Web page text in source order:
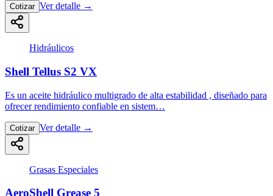
Cotizar Ver detalle →
Hidráulicos
Shell Tellus S2 VX
Es un aceite hidráulico multigrado de alta estabilidad , diseñado para
ofrecer rendimiento confiable en sistem…
Cotizar Ver detalle →
Grasas Especiales
AeroShell Grease 5